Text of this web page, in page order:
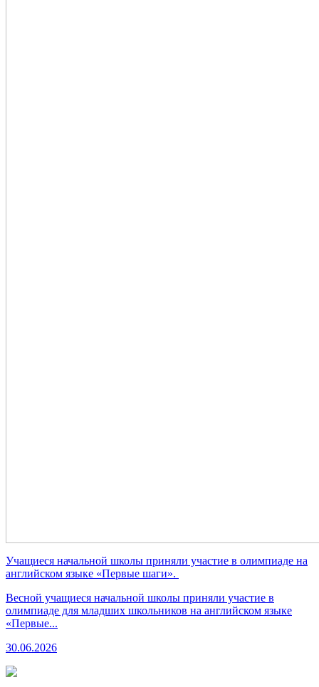
Учащиеся начальной школы приняли участие в олимпиаде на
английском языке «Первые шаги».
Весной учащиеся начальной школы приняли участие в
олимпиаде для младших школьников на английском языке
«Первые...
30.06.2026